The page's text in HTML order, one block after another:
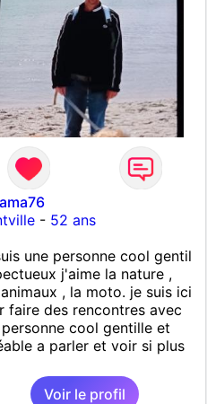
- 52 ans
une personne cool gentil
j'aime la nature ,
, la moto. je suis ici
faire des rencontres avec
cool gentille et
a parler et voir si plus
Voir le profil